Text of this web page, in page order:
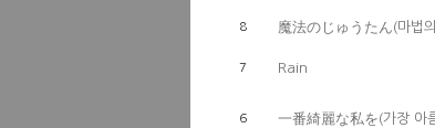
8 魔法のじゅうたん(마법
7 Rain
6 一番綺麗な私を(가장 아